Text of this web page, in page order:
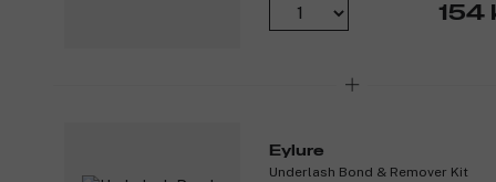
154
Eylure
Underlash Bond & Remover Kit